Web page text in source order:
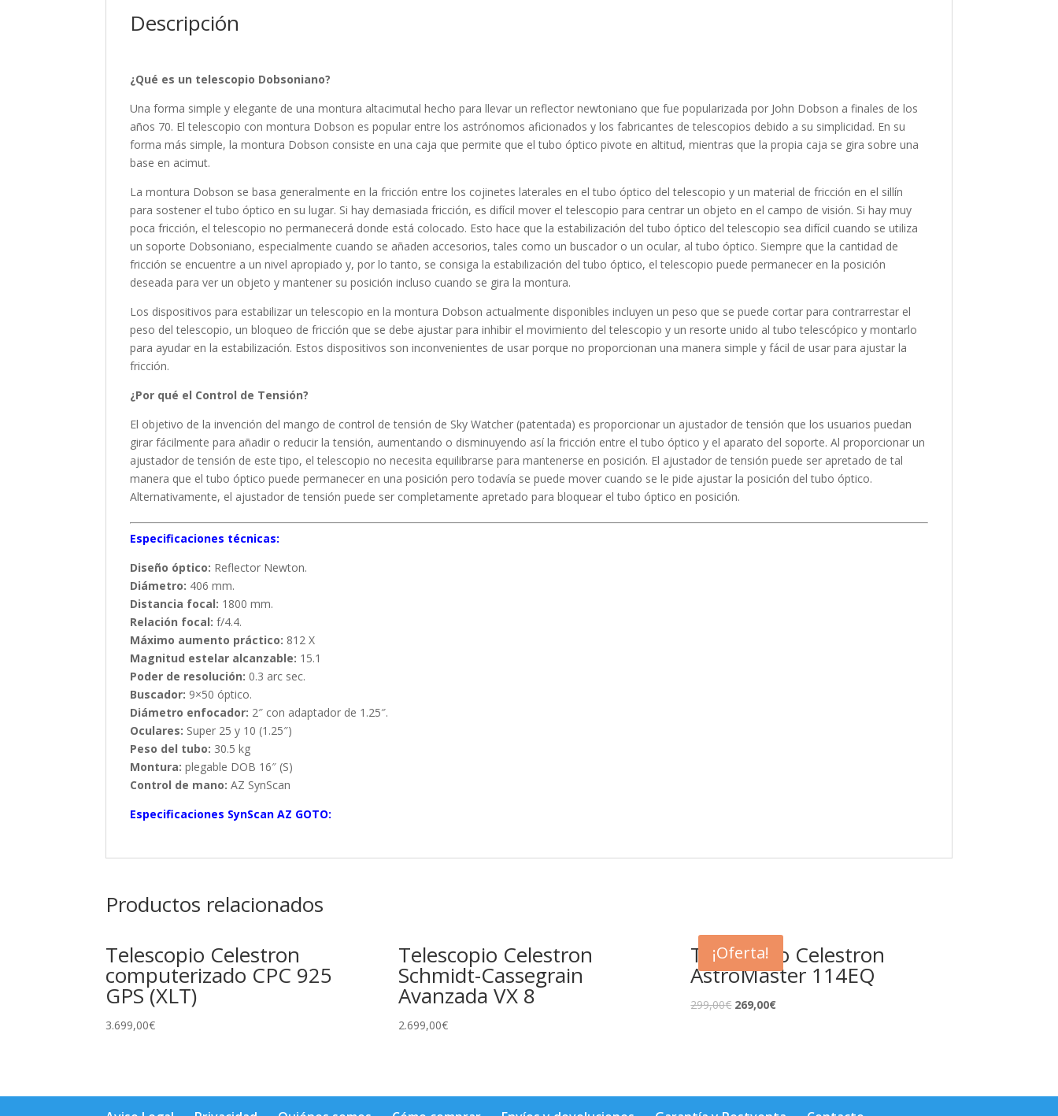
Descripción
¿Qué es un telescopio Dobsoniano?
Una forma simple y elegante de una montura altacimutal hecho para llevar un reflector newtoniano que fue popularizada por John Dobson a finales de los
años 70. El telescopio con montura Dobson es popular entre los astrónomos aficionados y los fabricantes de telescopios debido a su simplicidad. En su
forma más simple, la montura Dobson consiste en una caja que permite que el tubo óptico pivote en altitud, mientras que la propia caja se gira sobre una
base en acimut.
La montura Dobson se basa generalmente en la fricción entre los cojinetes laterales en el tubo óptico del telescopio y un material de fricción en el sillín
para sostener el tubo óptico en su lugar. Si hay demasiada fricción, es difícil mover el telescopio para centrar un objeto en el campo de visión. Si hay muy
poca fricción, el telescopio no permanecerá donde está colocado. Esto hace que la estabilización del tubo óptico del telescopio sea difícil cuando se utiliza
un soporte Dobsoniano, especialmente cuando se añaden accesorios, tales como un buscador o un ocular, al tubo óptico. Siempre que la cantidad de
fricción se encuentre a un nivel apropiado y, por lo tanto, se consiga la estabilización del tubo óptico, el telescopio puede permanecer en la posición
deseada para ver un objeto y mantener su posición incluso cuando se gira la montura.
Los dispositivos para estabilizar un telescopio en la montura Dobson actualmente disponibles incluyen un peso que se puede cortar para contrarrestar el
peso del telescopio, un bloqueo de fricción que se debe ajustar para inhibir el movimiento del telescopio y un resorte unido al tubo telescópico y montarlo
para ayudar en la estabilización. Estos dispositivos son inconvenientes de usar porque no proporcionan una manera simple y fácil de usar para ajustar la
fricción.
¿Por qué el Control de Tensión?
El objetivo de la invención del mango de control de tensión de Sky Watcher (patentada) es proporcionar un ajustador de tensión que los usuarios puedan
girar fácilmente para añadir o reducir la tensión, aumentando o disminuyendo así la fricción entre el tubo óptico y el aparato del soporte. Al proporcionar un
ajustador de tensión de este tipo, el telescopio no necesita equilibrarse para mantenerse en posición. El ajustador de tensión puede ser apretado de tal
manera que el tubo óptico puede permanecer en una posición pero todavía se puede mover cuando se le pide ajustar la posición del tubo óptico.
Alternativamente, el ajustador de tensión puede ser completamente apretado para bloquear el tubo óptico en posición.
Especificaciones técnicas:
Diseño óptico: Reflector Newton.
Diámetro: 406 mm.
Distancia focal: 1800 mm.
Relación focal: f/4.4.
Máximo aumento práctico: 812 X
Magnitud estelar alcanzable: 15.1
Poder de resolución: 0.3 arc sec.
Buscador: 9×50 óptico.
Diámetro enfocador: 2″ con adaptador de 1.25″.
Oculares: Super 25 y 10 (1.25″)
Peso del tubo: 30.5 kg
Montura: plegable DOB 16″ (S)
Control de mano: AZ SynScan
Especificaciones SynScan AZ GOTO:
Productos relacionados
Telescopio Celestron
computerizado CPC 925
GPS (XLT)
3.699,00€
Telescopio Celestron
Schmidt-Cassegrain
Avanzada VX 8
2.699,00€
¡Oferta!
Telescopio Celestron
AstroMaster 114EQ
299,00€ 269,00€